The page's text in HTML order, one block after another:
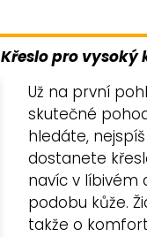
Křeslo pro
Už na první
skutečné
hledáte,
dostanete
navíc v líbivém
podobu kůže.
takže o